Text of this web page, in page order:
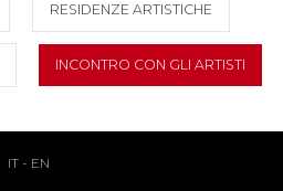
RESIDENZE ARTISTICHE
INCONTRO CON GLI ARTISTI
IT - EN